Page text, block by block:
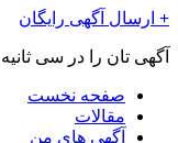
+ ارسال آگهی رایگان
آگهی تان را در سی
صفحه نخست
مقالات
آگهی های من